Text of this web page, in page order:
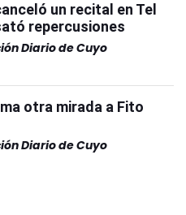
un recital en Tel
repercusiones
Diario de Cuyo
otra mirada a Fito
Diario de Cuyo